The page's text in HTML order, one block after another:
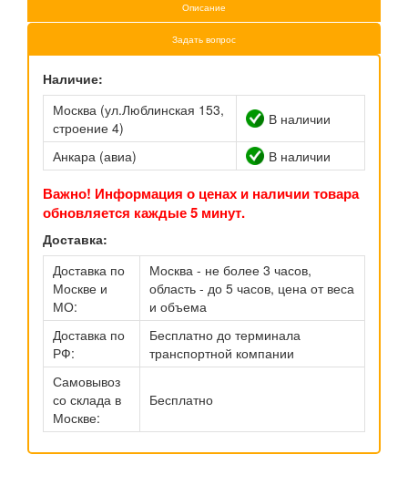
Описание
Задать вопрос
Наличие:
Москва (ул.Люблинская 153,
строение 4)
В наличии
Анкара (авиа) В наличии
Важно! Информация о ценах и наличии товара
обновляется каждые 5 минут.
Доставка:
Доставка по
Москве и
МО:
Москва - не более 3 часов,
область - до 5 часов, цена от веса
и объема
Доставка по
РФ:
Бесплатно до терминала
транспортной компании
Самовывоз
со склада в
Москве:
Бесплатно